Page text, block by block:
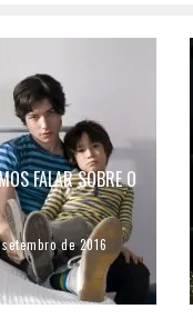
FALAR SOBRE O
de 2016